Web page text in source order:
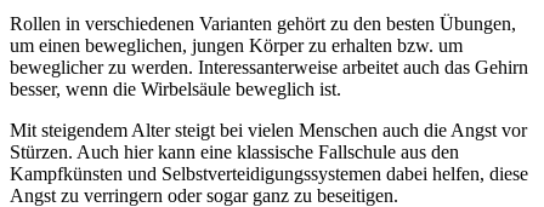
Rollen in verschiedenen Varianten gehört zu den besten Übungen,
um einen beweglichen, jungen Körper zu erhalten bzw. um
beweglicher zu werden. Interessanterweise arbeitet auch das Gehirn
besser, wenn die Wirbelsäule beweglich ist.
Mit steigendem Alter steigt bei vielen Menschen auch die Angst vor
Stürzen. Auch hier kann eine klassische Fallschule aus den
Kampfkünsten und Selbstverteidigungssystemen dabei helfen, diese
Angst zu verringern oder sogar ganz zu beseitigen.